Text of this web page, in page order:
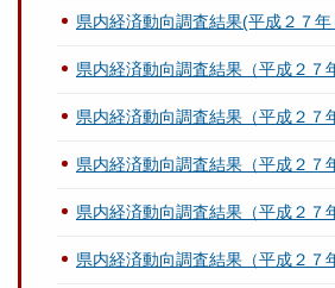
県内経済動向調査結果(平成２７年
県内経済動向調査結果（平成２７
県内経済動向調査結果（平成２７
県内経済動向調査結果（平成２７
県内経済動向調査結果（平成２７
県内経済動向調査結果（平成２７